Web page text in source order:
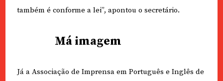
também é conforme a lei”, apontou o secretário.
Má imagem
Já a Associação de Imprensa em Português e Inglês de